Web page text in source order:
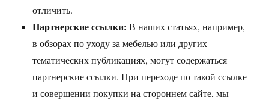
отличить.
Партнерские ссылки: В наших статьях, например,
в обзорах по уходу за мебелью или других
тематических публикациях, могут содержаться
партнерские ссылки. При переходе по такой ссылке
и совершении покупки на стороннем сайте, мы